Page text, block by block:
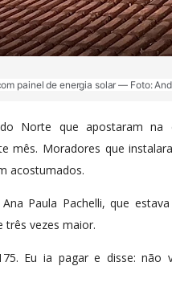
painel de energia solar — Foto:
Norte que apostaram
mês. Moradores que
acostumados.
Paula Pachelli, que
três vezes maior.
Eu ia pagar e disse: não